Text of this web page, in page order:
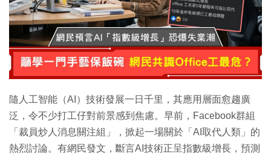
隨人工智能（AI）技術發展一日千里，其應用層面愈趨廣
泛，令不少打工仔對前景感到焦慮。早前，Facebook群組
「裁員炒人消息關注組」，掀起一場關於「AI取代人類」的
熱烈討論。有網民發文，斷言AI技術正呈指數級增長，預測